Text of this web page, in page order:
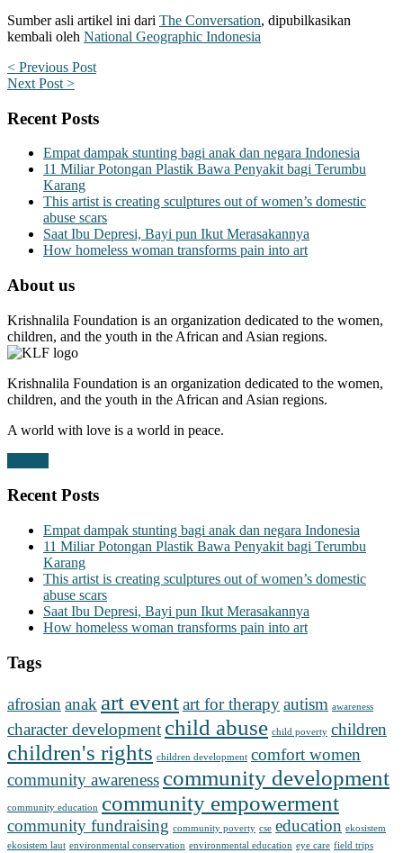
Sumber asli artikel ini dari The Conversation, dipubilkasikan
kembali oleh National Geographic Indonesia
< Previous Post
Next Post >
Recent Posts
Empat dampak stunting bagi anak dan negara Indonesia
11 Miliar Potongan Plastik Bawa Penyakit bagi Terumbu
Karang
This artist is creating sculptures out of women’s domestic
abuse scars
Saat Ibu Depresi, Bayi pun Ikut Merasakannya
How homeless woman transforms pain into art
About us
Krishnalila Foundation is an organization dedicated to the women,
children, and the youth in the African and Asian regions.
Krishnalila Foundation is an organization dedicated to the women,
children, and the youth in the African and Asian regions.
A world with love is a world in peace.
Recent Posts
Empat dampak stunting bagi anak dan negara Indonesia
11 Miliar Potongan Plastik Bawa Penyakit bagi Terumbu
Karang
This artist is creating sculptures out of women’s domestic
abuse scars
Saat Ibu Depresi, Bayi pun Ikut Merasakannya
How homeless woman transforms pain into art
Tags
afrosian anak art eventart for therapyautism awareness
character development child abuse child poverty children
children's rights children development comfort women
community awareness community development
community education community empowerment
community fundraising community poverty cse education ekosistem
ekosistem laut environmental conservation environmental education eye care field trips